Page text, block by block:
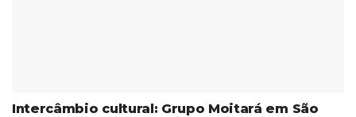
Intercâmbio cultural: Grupo Moitará em São